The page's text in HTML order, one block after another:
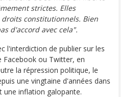
strictes. Elles
constitutionnels. Bien
d'accord avec cela".
l'interdiction de publier sur les
Facebook ou Twitter, en
la répression politique, le
une vingtaine d'années dans
une inflation galopante.